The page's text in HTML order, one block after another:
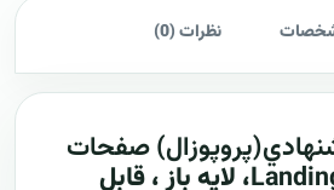
نظرات (0)
صفحات
، لایه باز ، قابل